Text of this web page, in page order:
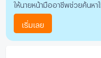
ให้นายหน้ามืออาชีพช่วยค้นหา
เริ่มเลย